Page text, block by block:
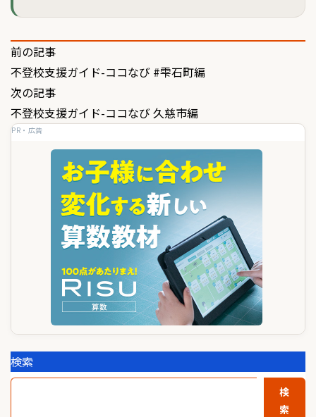
投
稿
ナ
ビ
前の記事
不登校支援ガイド-ココなび #雫石町編
次の記事
不登校支援ガイド-ココなび 久慈市編
PR・広告
検索
検
索